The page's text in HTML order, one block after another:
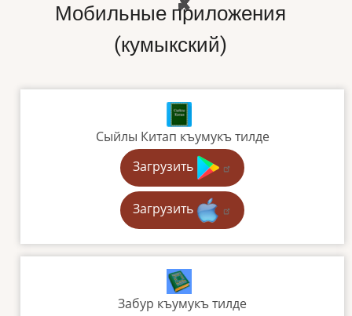
Мобильные приложения
(кумыкский)
Сыйлы Китап къумукъ тилде
Загрузить
Загрузить
Забур къумукъ тилде